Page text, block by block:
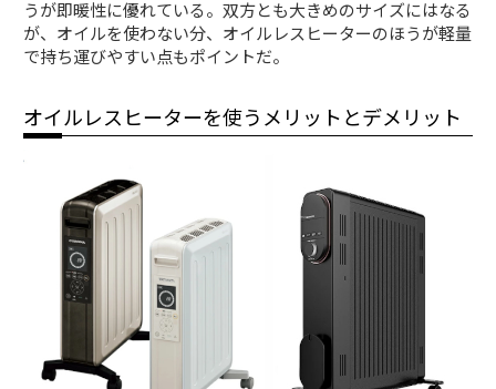
うが即暖性に優れている。双方とも大きめのサイズにはなる
が、オイルを使わない分、オイルレスヒーターのほうが軽量
で持ち運びやすい点もポイントだ。
オイルレスヒーターを使うメリットとデメリット